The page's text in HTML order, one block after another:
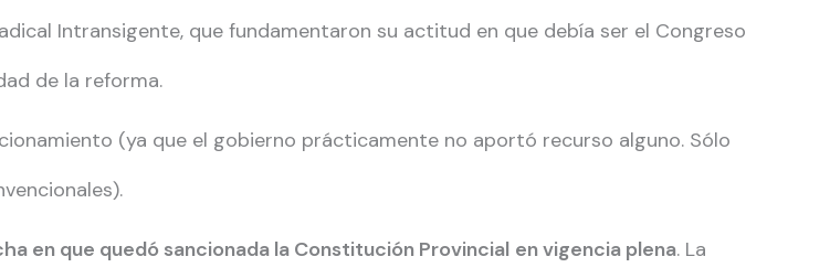
Intransigente, que fundamentaron su actitud en que debía ser el Congreso
de la reforma.
(ya que el gobierno prácticamente no aportó recurso alguno. Sólo
en que quedó sancionada la Constitución Provincial en vigencia plena. La